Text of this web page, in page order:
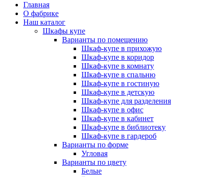
Главная
О фабрике
Наш каталог
Шкафы купе
Варианты по помещению
Шкаф-купе в прихожую
Шкаф-купе в коридор
Шкаф-купе в комнату
Шкаф-купе в спальню
Шкаф-купе в гостиную
Шкаф-купе в детскую
Шкаф-купе для разделения
Шкаф-купе в офис
Шкаф-купе в кабинет
Шкаф-купе в библиотеку
Шкаф-купе в гардероб
Варианты по форме
Угловая
Варианты по цвету
Белые